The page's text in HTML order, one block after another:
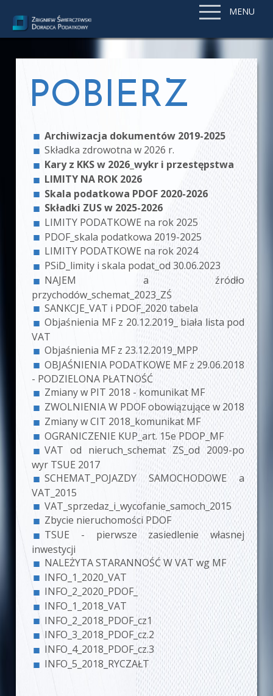
MENU
POBIERZ
Archiwizacja dokumentów 2019-2025
Składka zdrowotna w 2026 r.
Kary z KKS w 2026_wykr i przestępstwa
LIMITY NA ROK 2026
Skala podatkowa PDOF 2020-2026
Składki ZUS w 2025-2026
LIMITY PODATKOWE na rok 2025
PDOF_skala podatkowa 2019-2025
LIMITY PODATKOWE na rok 2024
PSiD_limity i skala podat_od 30.06.2023
NAJEM a źródło
przychodów_schemat_2023_ZŚ
SANKCJE_VAT i PDOF_2020 tabela
Objaśnienia MF z 20.12.2019_ biała lista pod
VAT
Objaśnienia MF z 23.12.2019_MPP
OBJAŚNIENIA PODATKOWE MF z 29.06.2018
- PODZIELONA PŁATNOŚĆ
Zmiany w PIT 2018 - komunikat MF
ZWOLNIENIA W PDOF obowiązujące w 2018
Zmiany w CIT 2018_komunikat MF
OGRANICZENIE KUP_art. 15e PDOP_MF
VAT od nieruch_schemat ZS_od 2009-po
wyr TSUE 2017
SCHEMAT_POJAZDY SAMOCHODOWE a
VAT_2015
VAT_sprzedaz_i_wycofanie_samoch_2015
Zbycie nieruchomościPDOF
TSUE - pierwsze zasiedlenie własnej
inwestycji
NALEŻYTA STARANNOŚĆ W VAT wg MF
INFO_1_2020_VAT
INFO_2_2020_PDOF_
INFO_1_2018_VAT
INFO_2_2018_PDOF_cz1
INFO_3_2018_PDOF_cz.2
INFO_4_2018_PDOF_cz.3
INFO_5_2018_RYCZAŁT